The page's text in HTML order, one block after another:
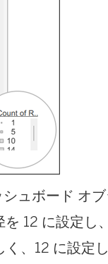
ュボード オブ
12 に設定し
、12 に設定し